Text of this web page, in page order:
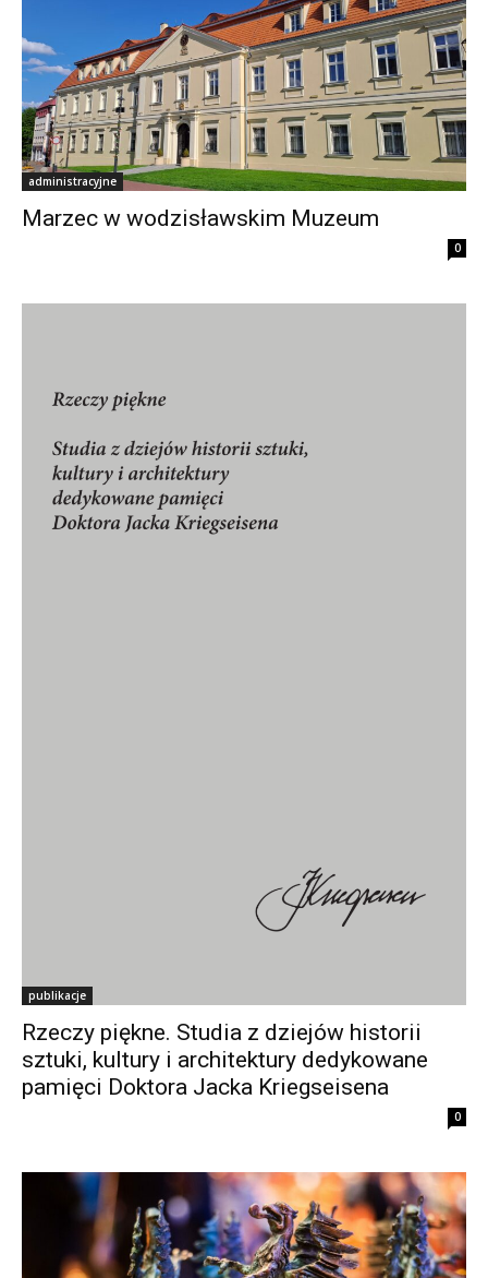
administracyjne
Marzec w wodzisławskim Muzeum
0
publikacje
Rzeczy piękne. Studia z dziejów historii
sztuki, kultury i architektury dedykowane
pamięci Doktora Jacka Kriegseisena
0